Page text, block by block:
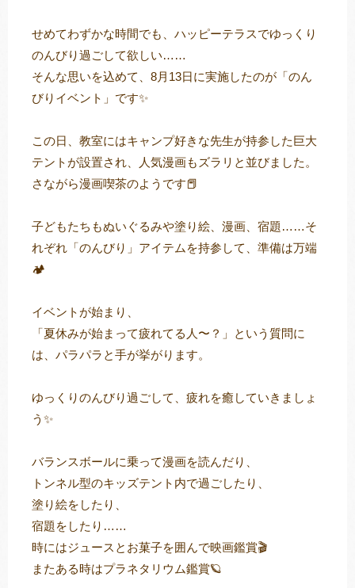
せめてわずかな時間でも、ハッピーテラスでゆっくり
のんびり過ごして欲しい……
そんな思いを込めて、8月13日に実施したのが「のん
びりイベント」です✨
この日、教室にはキャンプ好きな先生が持参した巨大
テントが設置され、人気漫画もズラリと並びました。
さながら漫画喫茶のようです📕
子どもたちもぬいぐるみや塗り絵、漫画、宿題……そ
れぞれ「のんびり」アイテムを持参して、準備は万端
🏕️
イベントが始まり、
「夏休みが始まって疲れてる人〜？」という質問に
は、パラパラと手が挙がります。
ゆっくりのんびり過ごして、疲れを癒していきましょ
う✨
バランスボールに乗って漫画を読んだり、
トンネル型のキッズテント内で過ごしたり、
塗り絵をしたり、
宿題をしたり……
時にはジュースとお菓子を囲んで映画鑑賞🎬
またある時はプラネタリウム鑑賞🪐